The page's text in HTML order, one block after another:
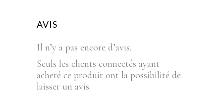
AVIS
Il n’y a pas encore d’avis.
Seuls les clients connectés ayant
acheté ce produit ont la possibilité de
laisser un avis.